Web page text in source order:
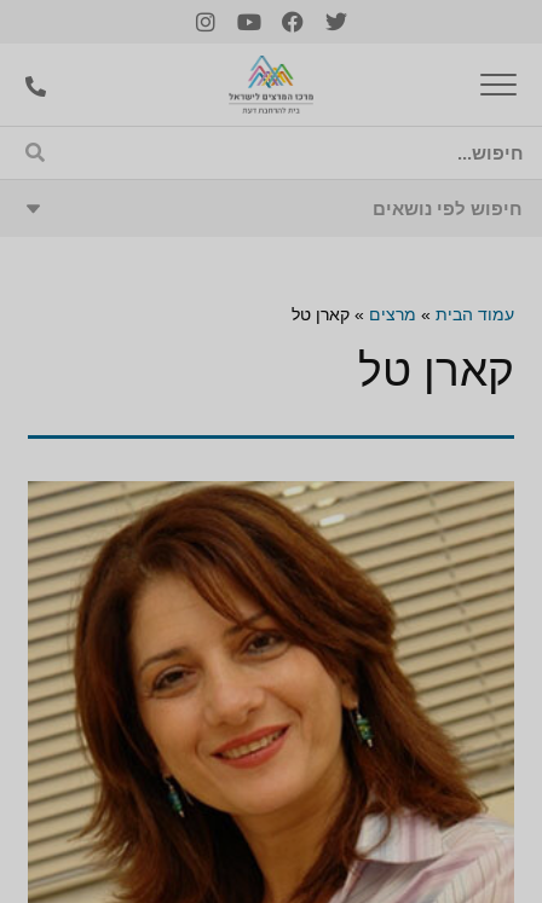
עמוד הבית » מרצים »קארן טל
קארן טל